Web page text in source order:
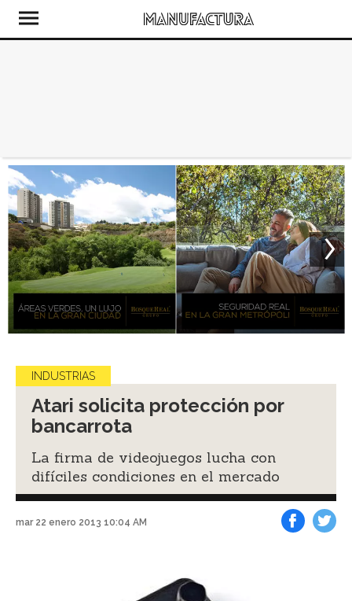
INDUSTRIAS
Atari solicita protección por
bancarrota
La firma de videojuegos lucha con
difíciles condiciones en el mercado
mar 22 enero 2013 10:04 AM